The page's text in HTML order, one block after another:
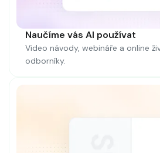
Naučíme vás AI používat
Video návody, webináře a online
odborníky.